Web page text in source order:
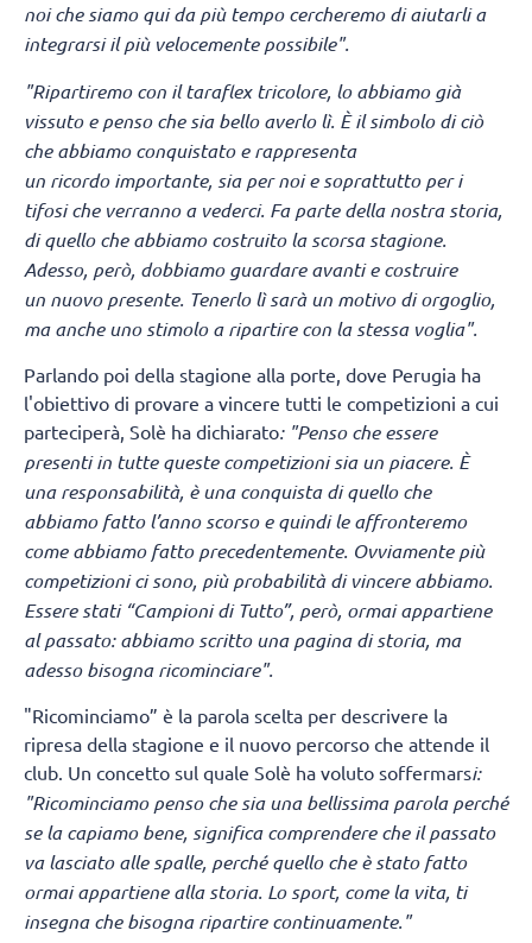
noi che siamo qui da più tempo cercheremo di aiutarli a
integrarsi il più velocemente possibile".
"Ripartiremo con il taraflex tricolore, lo abbiamo già
vissuto e penso che sia bello averlo lì. È il simbolo di ciò
che abbiamo conquistato e rappresenta
un ricordo importante, sia per noi e soprattutto per i
tifosi che verranno a vederci. Fa parte della nostra storia,
di quello che abbiamo costruito la scorsa stagione.
Adesso, però, dobbiamo guardare avanti e costruire
un nuovo presente. Tenerlo lì sarà un motivo di orgoglio,
ma anche uno stimolo a ripartire con la stessa voglia".
Parlando poi della stagione alla porte, dove Perugia ha
l'obiettivo di provare a vincere tutti le competizioni a cui
parteciperà, Solè ha dichiarato: "Penso che essere
presenti in tutte queste competizioni sia un piacere. È
una responsabilità, è una conquista di quello che
abbiamo fatto l’anno scorso e quindi le affronteremo
come abbiamo fatto precedentemente. Ovviamente più
competizioni ci sono, più probabilità di vincere abbiamo.
Essere stati “Campioni di Tutto”, però, ormai appartiene
al passato: abbiamo scritto una pagina di storia, ma
adesso bisogna ricominciare".
"Ricominciamo” è la parola scelta per descrivere la
ripresa della stagione e il nuovo percorso che attende il
club. Un concetto sul quale Solè ha voluto soffermarsi:
"Ricominciamo penso che sia una bellissima parola perché
se la capiamo bene, significa comprendere che il passato
va lasciato alle spalle, perché quello che è stato fatto
ormai appartiene alla storia. Lo sport, come la vita, ti
insegna che bisogna ripartire continuamente."